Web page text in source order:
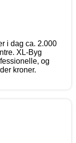
i dag ca. 2.000
XL-Byg
og
kroner.